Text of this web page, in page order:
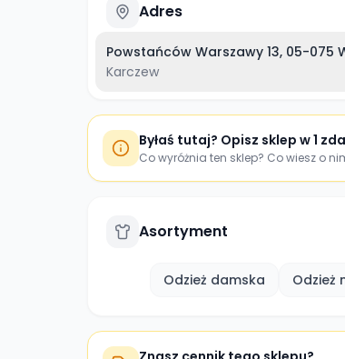
Adres
Powstańców Warszawy 13, 05-075
Karczew
Byłaś tutaj? Opisz sklep w 1
Co wyróżnia ten sklep? Co wiesz o
Asortyment
Odzież damska Odzież